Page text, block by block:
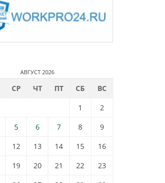
АВГУСТ 2026
СР ЧТ ПТ СБ
ВС
1
2
5 6 7 8
9
12 13 14 15
16
19 20 21 22
23